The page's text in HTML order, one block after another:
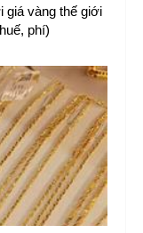
giá vàng thế giới
phí)